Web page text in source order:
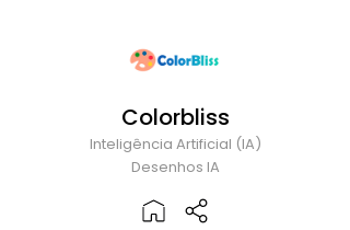
Colorbliss
Inteligência Artificial (IA)
Desenhos IA